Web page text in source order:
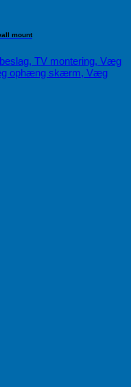
mount
TV montering, Væg
ophæng skærm, Væg